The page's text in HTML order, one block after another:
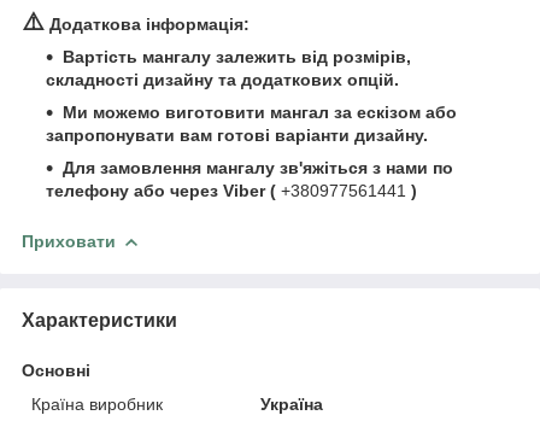
⚠️ Додаткова інформація:
Вартість мангалу залежить від розмірів,
складності дизайну та додаткових опцій.
Ми можемо виготовити мангал за ескізом або
запропонувати вам готові варіанти дизайну.
Для замовлення мангалу зв'яжіться з нами по
телефону або через Viber ( +380977561441 )
Приховати
Характеристики
Основні
Країна виробник
Україна